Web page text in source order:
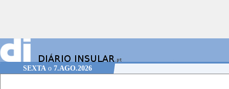
SEXTA o 7.AGO.2026